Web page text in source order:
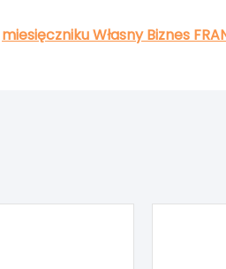
miesięczniku Własny Biznes